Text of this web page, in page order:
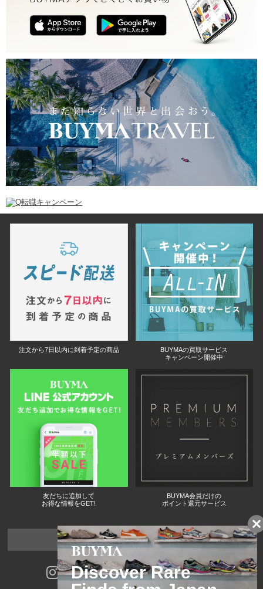
注文から7日以内に到着予定の商品
BUYMAの買取サービス
キャンペーン開催中
友だちに追加して
お得な情報をGET!
BUYMA会員だけの
ポイント還元サービス
ページトップへ